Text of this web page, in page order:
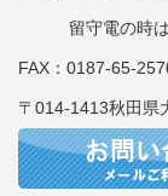
留守電の時は
FAX：0187-65-
〒014-1413秋田